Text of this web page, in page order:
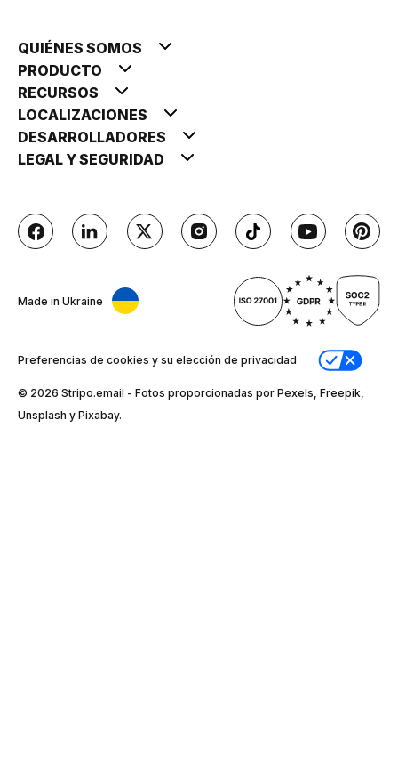
QUIÉNES SOMOS
PRODUCTO
RECURSOS
LOCALIZACIONES
DESARROLLADORES
LEGAL Y SEGURIDAD
Made in Ukraine
Preferencias de cookies y su elección de privacidad
© 2026 Stripо.email - Fotos proporcionadas por Pexels, Freepik,
Unsplash y Pixabay.